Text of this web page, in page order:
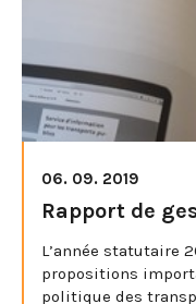
06. 09. 2019
Rapport de
L’année statutaire
propositions
politique des